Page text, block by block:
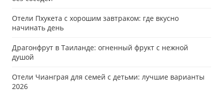
Отели Пхукета с хорошим завтраком: где вкусно
начинать день
Драгонфрут в Таиланде: огненный фрукт с нежной
душой
Отели Чианграя для семей с детьми: лучшие варианты
2026